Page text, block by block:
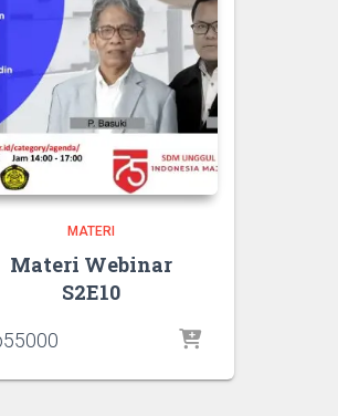
MATERI
Materi Webinar
S2E10
55000